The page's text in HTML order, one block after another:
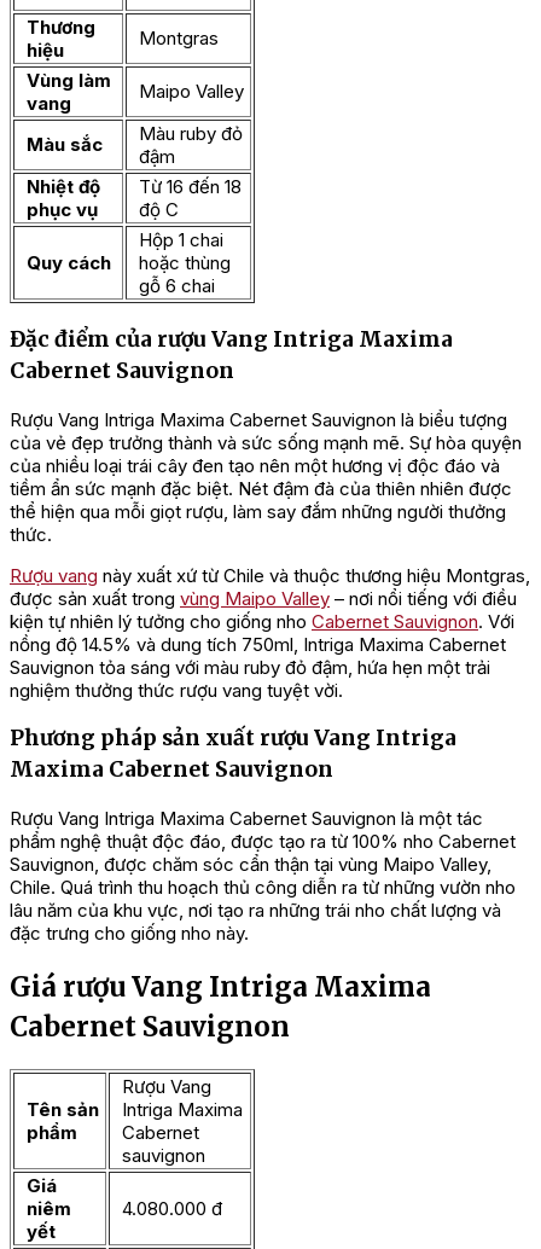
Thương
hiệu
Montgras
Vùng làm
vang
Maipo Valley
Màu sắc
Màu ruby đỏ
đậm
Nhiệt độ
phục vụ
Từ 16 đến 18
độ C
Quy cách
Hộp 1 chai
hoặc thùng
gỗ 6 chai
Đặc điểm của rượu Vang Intriga Maxima
Cabernet Sauvignon
Rượu Vang Intriga Maxima Cabernet Sauvignon là biểu tượng
của vẻ đẹp trưởng thành và sức sống mạnh mẽ. Sự hòa quyện
của nhiều loại trái cây đen tạo nên một hương vị độc đáo và
tiềm ẩn sức mạnh đặc biệt. Nét đậm đà của thiên nhiên được
thể hiện qua mỗi giọt rượu, làm say đắm những người thưởng
thức.
Rượu vang này xuất xứ từ Chile và thuộc thương hiệu Montgras,
được sản xuất trong vùng Maipo Valley – nơi nổi tiếng với điều
kiện tự nhiên lý tưởng cho giống nho Cabernet Sauvignon. Với
nồng độ 14.5% và dung tích 750ml, Intriga Maxima Cabernet
Sauvignon tỏa sáng với màu ruby đỏ đậm, hứa hẹn một trải
nghiệm thưởng thức rượu vang tuyệt vời.
Phương pháp sản xuất rượu Vang Intriga
Maxima Cabernet Sauvignon
Rượu Vang Intriga Maxima Cabernet Sauvignon là một tác
phẩm nghệ thuật độc đáo, được tạo ra từ 100% nho Cabernet
Sauvignon, được chăm sóc cẩn thận tại vùng Maipo Valley,
Chile. Quá trình thu hoạch thủ công diễn ra từ những vườn nho
lâu năm của khu vực, nơi tạo ra những trái nho chất lượng và
đặc trưng cho giống nho này.
Giá rượu Vang Intriga Maxima
Cabernet Sauvignon
Tên sản
phẩm
Rượu Vang
Intriga Maxima
Cabernet
sauvignon
Giá
niêm
yết
4.080.000 đ